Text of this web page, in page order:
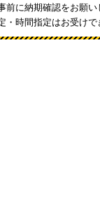
前に納期確認をお願い
・時間指定はお受けで